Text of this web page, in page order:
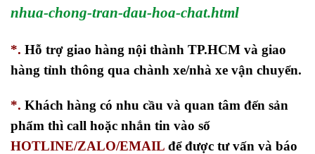
nhua-chong-tran-dau-hoa-chat.html
*. Hỗ trợ giao hàng nội thành TP.HCM và giao
hàng tỉnh thông qua chành xe/nhà xe vận chuyển.
*. Khách hàng có nhu cầu và quan tâm đến sản
phẩm thì call hoặc nhắn tin vào số
HOTLINE/ZALO/EMAIL để được tư vấn và báo